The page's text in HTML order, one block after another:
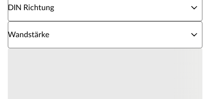
DIN Richtung
Wandstärke